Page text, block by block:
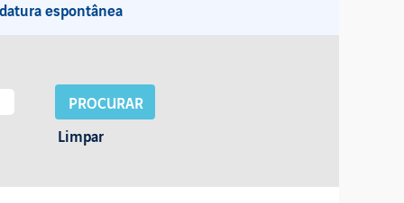
espontânea
Limpar